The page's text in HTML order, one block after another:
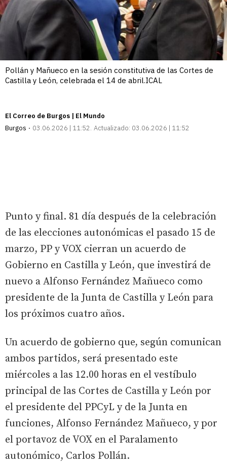
Pollán y Mañueco en la sesión constitutiva de las Cortes de
Castilla y León, celebrada el 14 de abril.ICAL
El Correo de Burgos | El Mundo
Burgos
03.06.2026 | 11:52 Actualizado: 03.06.2026 | 11:52
Punto y final. 81 día después de la celebración
de las elecciones autonómicas el pasado 15 de
marzo, PP y VOX cierran un acuerdo de
Gobierno en Castilla y León, que investirá de
nuevo a Alfonso Fernández Mañueco como
presidente de la Junta de Castilla y León para
los próximos cuatro años.
Un acuerdo de gobierno que, según comunican
ambos partidos, será presentado este
miércoles a las 12.00 horas en el vestíbulo
principal de las Cortes de Castilla y León por
el presidente del PPCyL y de la Junta en
funciones, Alfonso Fernández Mañueco, y por
el portavoz de VOX en el Paralamento
autonómico, Carlos Pollán.